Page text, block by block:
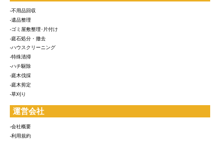
-不用品回収
-遺品整理
-ゴミ屋敷整理･片付け
-庭石処分・撤去
-ハウスクリーニング
-特殊清掃
-ハチ駆除
-庭木伐採
-庭木剪定
-草刈り
運営会社
-会社概要
-利用規約